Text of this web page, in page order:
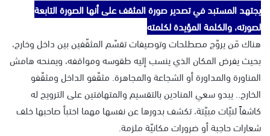
يجتهد المستبد في تصدير صورة المثقف على أنها الصورة التابعة
لصورته، والكلمة المؤيدة لكلمته
هناك مَن يروّج مصطلحات وتوصيفات تقسّم المثقّفين بين داخل وخارج،
بحيث يفرض المكان الذي ينسب إليه طقوسه ومواقفه، ويمنحه هامش
المناورة والمداورة أو الشجاعة والمجاهرة. مثقّفو الداخل ومثقّفو
الخارج.. يبدو سعي المنادين بالتقسيم والمتهافتين على الترويج له
كاشفاً لنيّات مبيّتة، تكشف بدورها عن نفسها مهما اختبأ صاحبها خلف
شعارات حاجبة أو ضرورات مكانيّة ملزمة.